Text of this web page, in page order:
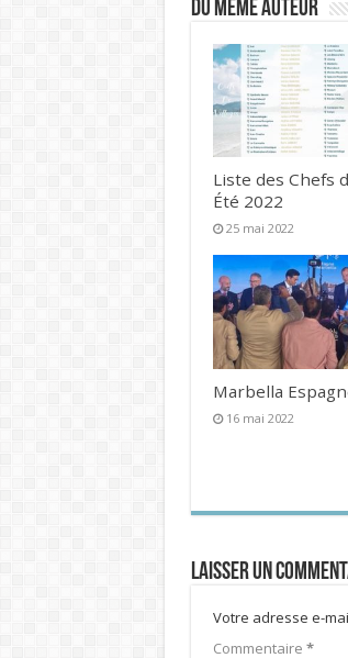
DU MEME AUTEUR
Liste des Chefs
Été 2022
25 mai 2022
Marbella
16 mai 2022
Laisser un
Votre adresse e-
Commentaire *